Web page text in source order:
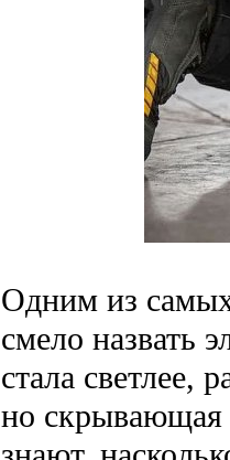
Одним из
смело назвать
стала светлее,
но скрывающая